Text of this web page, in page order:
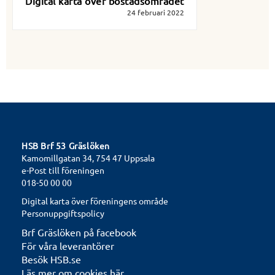
24 februari 2022
HSB Brf 53 Gräslöken
Kamomillgatan 34, 754 47 Uppsala
e-Post till föreningen
018-50 00 00
Digital karta över föreningens område
Personuppgiftspolicy
Brf Gräslöken på facebook
För våra leverantörer
Besök HSB.se